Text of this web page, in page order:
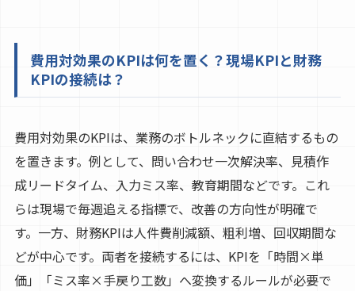
費用対効果のKPIは何を置く？現場KPIと財務
KPIの接続は？
費用対効果のKPIは、業務のボトルネックに直結するもの
を置きます。例として、問い合わせ一次解決率、見積作
成リードタイム、入力ミス率、教育期間などです。これ
らは現場で毎週追える指標で、改善の方向性が明確で
す。一方、財務KPIは人件費削減額、粗利増、回収期間な
どが中心です。両者を接続するには、KPIを「時間×単
価」「ミス率×手戻り工数」へ変換するルールが必要で